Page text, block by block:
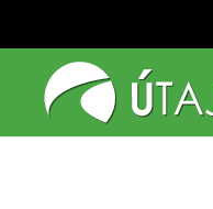
Fő tartalom átugrása